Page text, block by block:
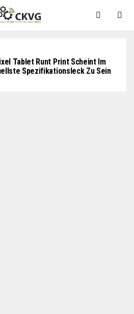
Recount Für Heißere Orte Zu
Grund.
Tablet Runt Print Scheint Im
Spezifikationsleck Zu Sein